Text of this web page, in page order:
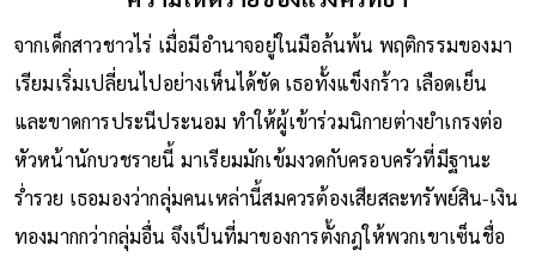
จากเด็กสาวชาวไร่ เมื่อมีอำนาจอยู่ในมือล้นพ้น พฤติกรรมของมา
เรียมเริ่มเปลี่ยนไปอย่างเห็นได้ชัด เธอทั้งแข็งกร้าว เลือดเย็น
และขาดการประนีประนอม ทำให้ผู้เข้าร่วมนิกายต่างยำเกรงต่อ
หัวหน้านักบวชรายนี้ มาเรียมมักเข้มงวดกับครอบครัวที่มีฐานะ
ร่ำรวย เธอมองว่ากลุ่มคนเหล่านี้สมควรต้องเสียสละทรัพย์สิน-เงิน
ทองมากกว่ากลุ่มอื่น จึงเป็นที่มาของการตั้งกฎให้พวกเขาเซ็นชื่อ